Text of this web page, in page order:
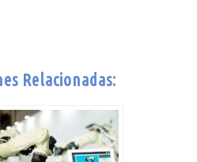
Relacionadas: